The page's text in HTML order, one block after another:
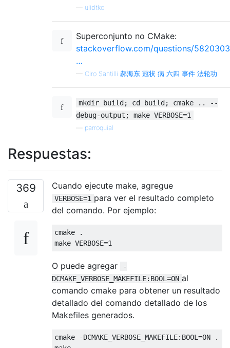
ulidtko
Superconjunto no CMake:
stackoverflow.com/questions/
…
— Ciro Santilli 郝海东 冠状 病 六四 事件 法轮功
mkdir build; cd build; cmake .. --
debug-output; make VERBOSE=1
parroquial
Respuestas:
369 Cuando ejecute make, agregue
VERBOSE=1 para ver el resultado completo
del comando. Por ejemplo:
cmake .
O puede agregar
-
DCMAKE_VERBOSE_MAKEFILE:BOOL=ON al
comando cmake para obtener un resultado
detallado del comando detallado de los
Makefiles generados.
cmake -DCMAKE_VERBOSE_MAKEFILE:BOOL=ON .